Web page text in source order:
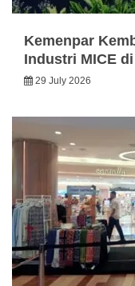
Kemenpar
Industri MICE
29 July 2026